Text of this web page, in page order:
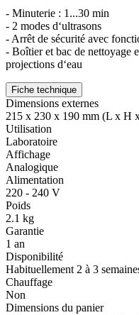
- Minuterie : 1...30 min
- 2 modes d‘ultrasons
- Arrêt de sécurité avec
- Boîtier et bac de nettoyage
projections d‘eau
Fiche technique
Dimensions externes
215 x 230 x 190 mm (L x H
Utilisation
Laboratoire
Affichage
Analogique
Alimentation
220 - 240 V
Poids
2.1 kg
Garantie
1 an
Disponibilité
Habituellement 2 à 3
Chauffage
Non
Dimensions du panier